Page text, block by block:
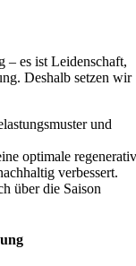
– es ist Leidenschaft,
Deshalb setzen wir
und
optimale
verbessert.
über die Saison